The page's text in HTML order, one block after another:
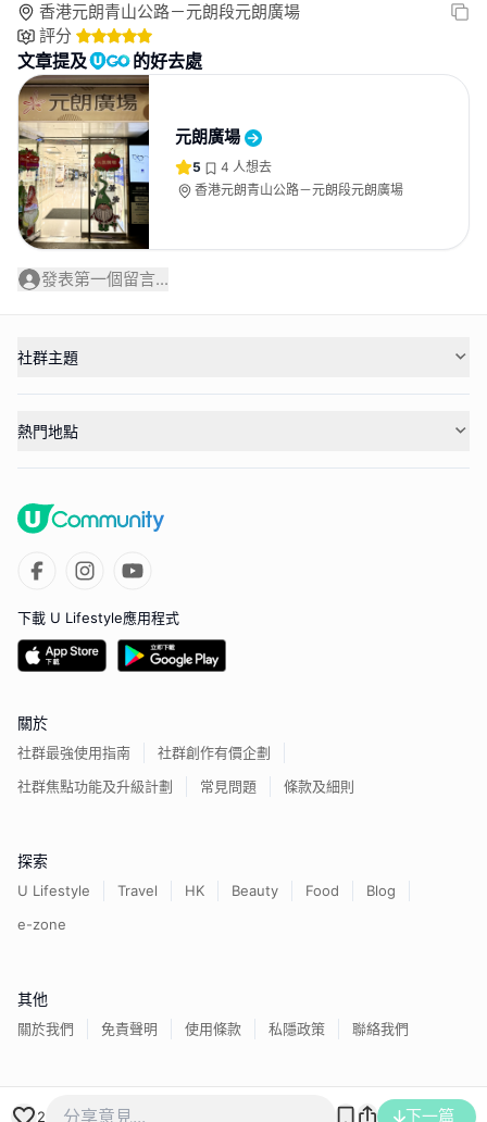
香港元朗青山公路－元朗段元朗廣場
評分
文章提及 的好去處
元朗廣場
5 4 人想去
香港元朗青山公路－元朗段元朗廣場
發表第一個留言...
2 下一篇
社群主題
熱門地點
下載 U Lifestyle應用程式
關於
社群最強使用指南
社群創作有價企劃
社群焦點功能及升級計劃
常見問題 條款及細則
探索
U Lifestyle Travel HK Beauty Food
Blog
e-zone
其他
關於我們 免責聲明 使用條款 私隱政策 聯絡我們
香港經濟日報版權所有©